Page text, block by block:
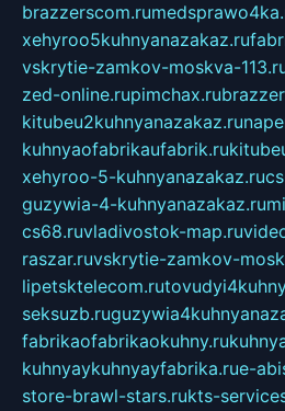
brazzerscom.ru
xehyroo5kuhnyanazakaz.ru
vskrytie-zamkov-moskva-
zed-online.rupimchax.ru
kitubeu2kuhnyanazakaz.ru
kuhnyaofabrikaufabrik.ru
xehyroo-5-kuhnyanazakaz.ru
guzywia-4-kuhnyanazakaz.ru
cs68.ruvladivostok-map.ru
raszar.ruvskrytie-zamkov-
lipetsktelecom.ru
seksuzb.ru
fabrikaofabrikaokuhny.ru
kuhnyaykuhnyayfabrika.rue-
store-brawl-stars.rukts-